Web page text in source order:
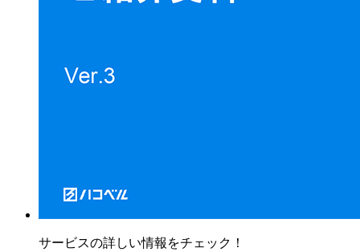
サービスの詳しい情報をチェック！